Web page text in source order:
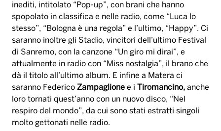
inediti, intitolato “Pop-up”, con brani che hanno
spopolato in classifica e nelle radio, come “Luca lo
stesso”, “Bologna è una regola” e l’ultimo, “Happy”. Ci
saranno inoltre gli Stadio, vincitori dell’ultimo Festival
di Sanremo, con la canzone “Un giro mi dirai”, e
attualmente in radio con “Miss nostalgia”, il brano che
dà il titolo all’ultimo album. E infine a Matera ci
saranno Federico Zampaglione e i Tiromancino, anche
loro tornati quest’anno con un nuovo disco, “Nel
respiro del mondo”, da cui sono stati estratti singoli
molto gettonati nelle radio.